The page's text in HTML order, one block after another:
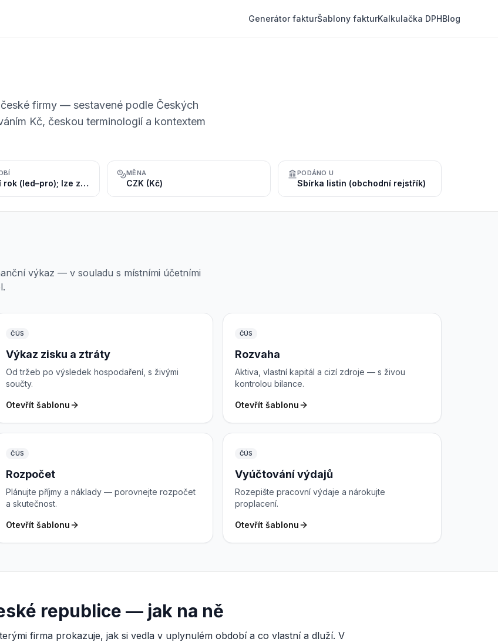
Generátor fakturŠablony fakturKalkulačka DPHBlog
firmy — sestavené podle Českých
Kč, českou terminologií a kontextem
Kalendářní rok (led–pro); lze zvolit i hospodářský rok
MĚNA
CZK (Kč)
PODÁNO U
Sbírka listin (obchodní rejstřík)
výkaz — v souladu s místními účetními
ČÚS
Výkaz zisku a ztráty
Od tržeb po výsledek hospodaření, s živými
součty.
Otevřít šablonu
ČÚS
Rozvaha
Aktiva, vlastní kapitál a cizí zdroje — s živou
kontrolou bilance.
Otevřít šablonu
ČÚS
Rozpočet
Plánujte příjmy a náklady — porovnejte rozpočet
a skutečnost.
Otevřít šablonu
ČÚS
Vyúčtování výdajů
Rozepište pracovní výdaje a nárokujte
proplacení.
Otevřít šablonu
republice — jak na ně
firma prokazuje, jak si vedla v uplynulém období a co vlastní a dluží. V